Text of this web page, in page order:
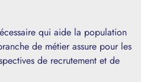
qui aide la population
de métier assure pour les
de recrutement et de